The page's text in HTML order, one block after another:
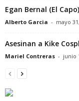
Egan Bernal (El
Alberto Garcia - mayo
Asesinan a Kike
Mariel Contreras - junio